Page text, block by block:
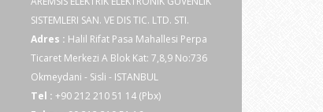
SISTEMLERI SAN. VE DIS TIC. LTD. STI.
Adres : Halil Rifat Pasa Mahallesi Perpa
Ticaret Merkezi A Blok Kat: 7,8,9 No:736
Okmeydani - Sisli - ISTANBUL
Tel : +90 212 210 51 14 (Pbx)